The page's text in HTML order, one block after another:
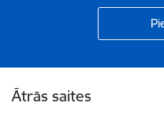
Ātrās saites